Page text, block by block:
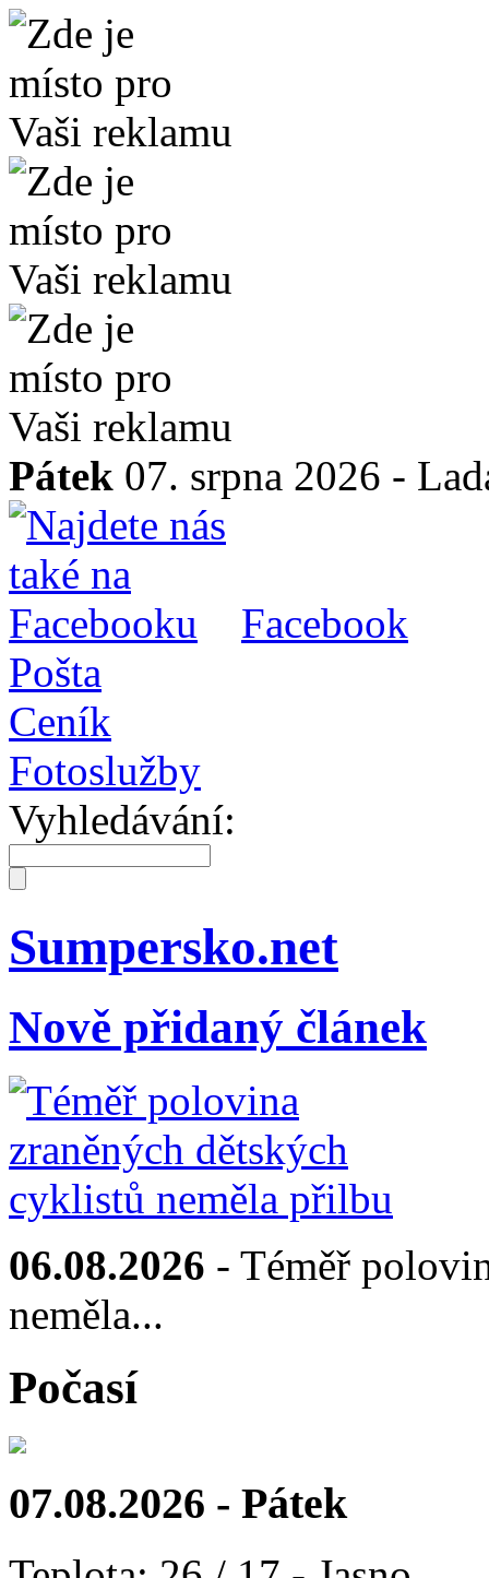
Pátek 07. srpna 2026 -
Facebook
Pošta
Ceník
Fotoslužby
Vyhledávání:
Sumpersko.net
Nově přidaný článek
06.08.2026 - Téměř
neměla...
Počasí
07.08.2026 - Pátek